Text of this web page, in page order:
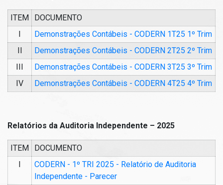
ITEM
DOCUMENTO
I
Demonstrações Contábeis - CODERN 1T25 1º Trim
II
Demonstrações Contábeis - CODERN 2T25 2º Trim
III
Demonstrações Contábeis - CODERN 3T25 3º Trim
IV
Demonstrações Contábeis - CODERN 4T25 4º Trim
Relatórios da Auditoria Independente – 2025
ITEM
DOCUMENTO
I
CODERN - 1º TRI 2025 - Relatório de Auditoria
Independente - Parecer